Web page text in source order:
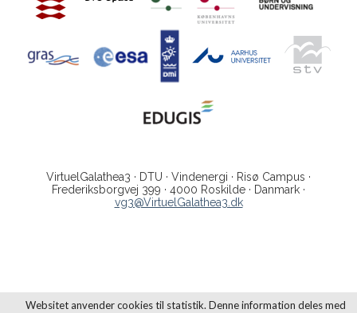
Websitet anvender cookies til statistik. Denne information deles med
VirtuelGalathea3 · DTU · Vindenergi · Risø Campus ·
Frederiksborgvej 399 · 4000 Roskilde · Danmark ·
vg3@VirtuelGalathea3.dk